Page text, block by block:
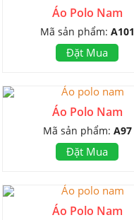
Áo Polo Nam
Mã sản phẩm: A101
Đặt Mua
Áo Polo Nam
Mã sản phẩm: A97
Đặt Mua
Áo Polo Nam